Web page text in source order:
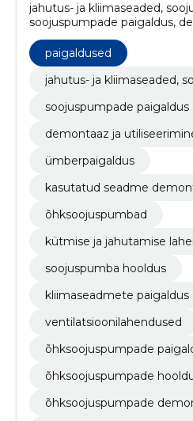
jahutus- ja kliimaseaded,
soojuspumpade paigaldus,
utiliseerimine,
demontaaz,
jahutamise lahendused,
kliimaseadmete paigaldus,
paigaldused
jahutus- ja kliimaseaded,
soojuspumpade paigaldus
demontaaz ja
ümberpaigaldus
kasutatud seadme
õhksoojuspumbad
kütmise ja jahutamise
soojuspumba hooldus
kliimaseadmete paigaldus
ventilatsioonilahendused
õhksoojuspumpade
õhksoojuspumpade
õhksoojuspumpade